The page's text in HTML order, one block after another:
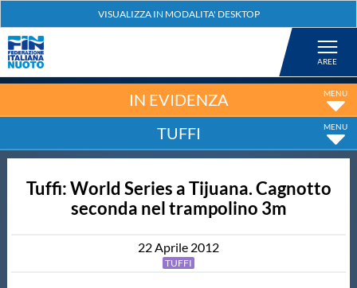
Nuoto
Tuffi
IN EVIDENZA
TUFFI
Tuffi: World Series a Tijuana. Cagnotto
seconda nel trampolino 3m
22Aprile 2012
TUFFI